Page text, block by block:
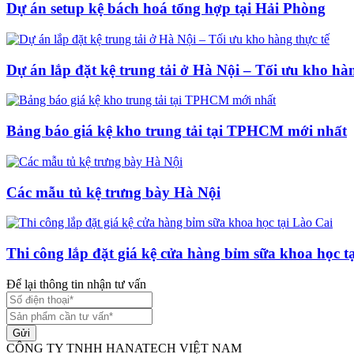
Dự án setup kệ bách hoá tổng hợp tại Hải Phòng
Dự án lắp đặt kệ trung tải ở Hà Nội – Tối ưu kho
Bảng báo giá kệ kho trung tải tại TPHCM mới nhất
Các mẫu tủ kệ trưng bày Hà Nội
Thi công lắp đặt giá kệ cửa hàng bỉm sữa khoa học
Để lại thông tin nhận tư vấn
Gửi
CÔNG TY TNHH HANATECH VIỆT NAM